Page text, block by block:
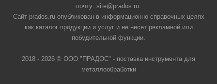
почту: site@prados.ru.
Сайт prados.ru опубликован в информационно-справочных целях
как каталог продукции и услуг и не несет рекламной или
побудительной функции.
2018 - 2026 © ООО "ПРАДОС" - поставка инструмента для
металлообработки